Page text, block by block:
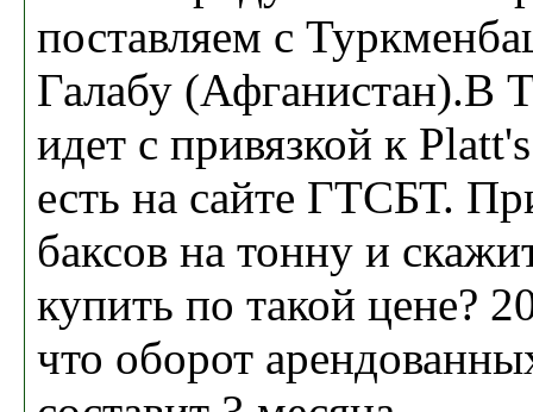
поставляем с
Галабу (Афганистан).В
идет с привязкой к
есть на сайте ГТСБТ.
баксов на тонну и
купить по такой цене?
что оборот